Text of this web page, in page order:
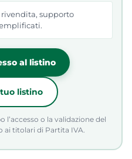
supporto
al listino
listino
o la validazione del
ai titolari di Partita IVA.